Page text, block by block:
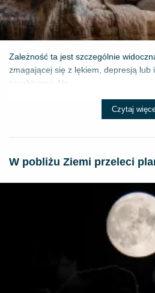
Zależność ta jest szczególnie
zmagającej się z lękiem, depresją lub
psychicznej. Na...
Czytaj
W pobliżu Ziemi przeleci